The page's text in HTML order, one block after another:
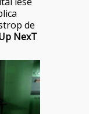
de
NexT